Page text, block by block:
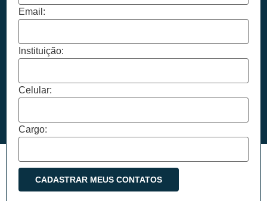
Email:
Instituição:
Celular:
Cargo: